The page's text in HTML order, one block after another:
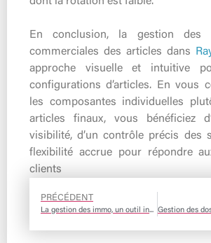
En conclusion, la gestion des
commerciales des articles dans
approche visuelle et intuitive
configurations d’articles. En vous
les composantes individuelles
articles finaux, vous bénéficiez
visibilité, d’un contrôle précis des
flexibilité accrue pour répondre
clients
PRÉCÉDENT
La gestion des immo, un outil incontournable pour la sauvegarde du patrimoine de l’entreprise